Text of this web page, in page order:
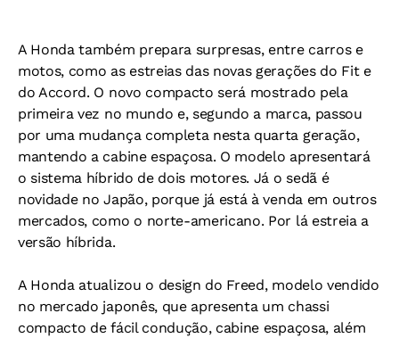
A Honda também prepara surpresas, entre carros e
motos, como as estreias das novas gerações do Fit e
do Accord. O novo compacto será mostrado pela
primeira vez no mundo e, segundo a marca, passou
por uma mudança completa nesta quarta geração,
mantendo a cabine espaçosa. O modelo apresentará
o sistema híbrido de dois motores. Já o sedã é
novidade no Japão, porque já está à venda em outros
mercados, como o norte-americano. Por lá estreia a
versão híbrida.
A Honda atualizou o design do Freed, modelo vendido
no mercado japonês, que apresenta um chassi
compacto de fácil condução, cabine espaçosa, além